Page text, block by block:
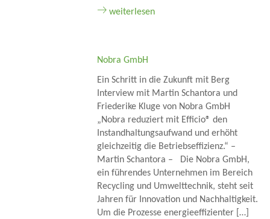
weiterlesen
Nobra GmbH
Ein Schritt in die Zukunft mit Berg
Interview mit Martin Schantora und
Friederike Kluge von Nobra GmbH
„Nobra reduziert mit Efficio® den
Instandhaltungsaufwand und erhöht
gleichzeitig die Betriebseffizienz.“ –
Martin Schantora – Die Nobra GmbH,
ein führendes Unternehmen im Bereich
Recycling und Umwelttechnik, steht seit
Jahren für Innovation und Nachhaltigkeit.
Um die Prozesse energieeffizienter […]